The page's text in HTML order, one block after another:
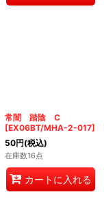
常闇 踏陰 C
[EX06BT/MHA-2-017]
50円(税込)
在庫数16点
カートに入れる